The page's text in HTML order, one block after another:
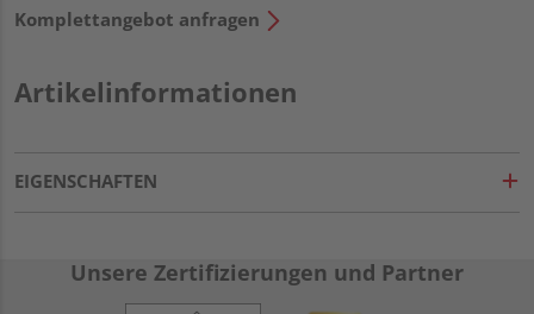
Komplettangebot anfragen
Artikelinformationen
EIGENSCHAFTEN
Unsere Zertifizierungen und Partner